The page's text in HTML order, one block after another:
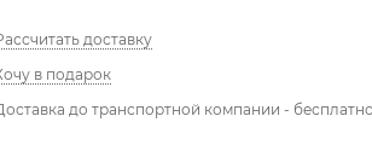
доставку
в подарок
до транспортной компании - бесплатно